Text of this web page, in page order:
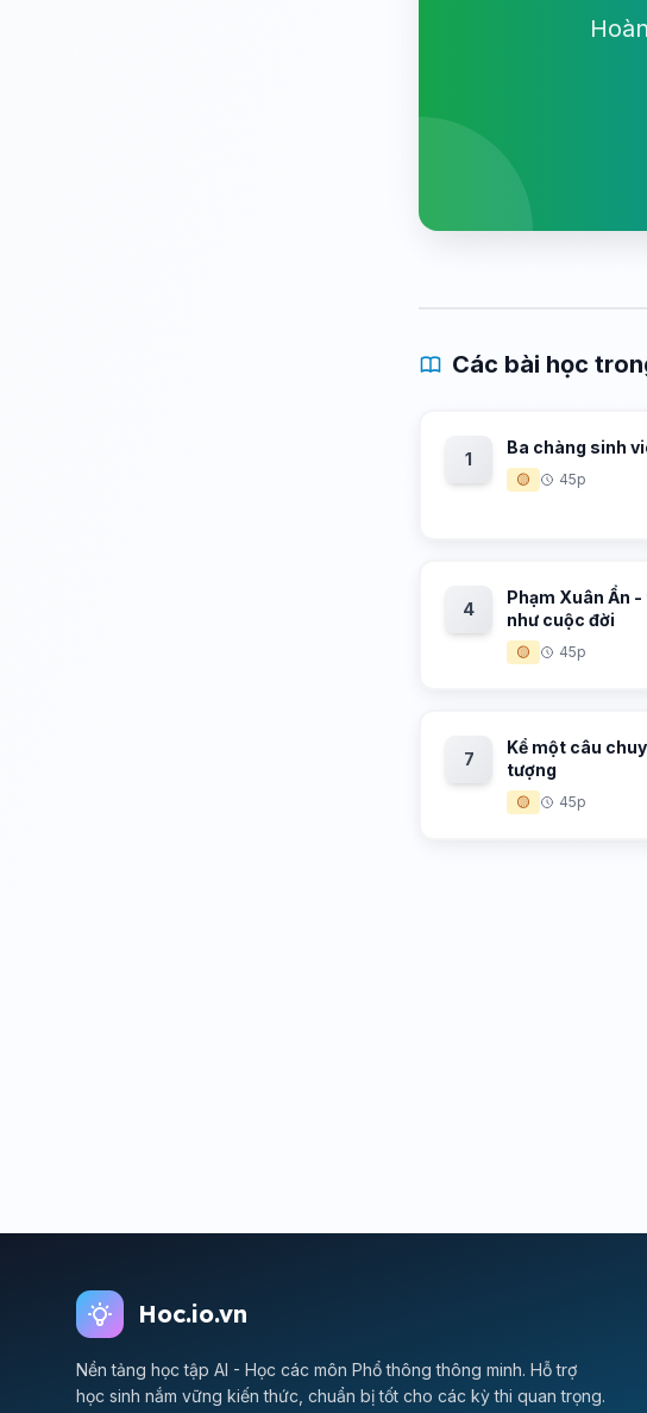
Các bài học
1
Ba chàng sinh
🟡 45p
4
Phạm Xuân Ẩn
như cuộc đời
🟡 45p
7
Kể một câu
tượng
🟡 45p
Hoc.io.vn
Nền tảng học tập AI - Học các môn Phổ thông thông minh. Hỗ trợ
học sinh nắm vững kiến thức, chuẩn bị tốt cho các kỳ thi quan trọng.